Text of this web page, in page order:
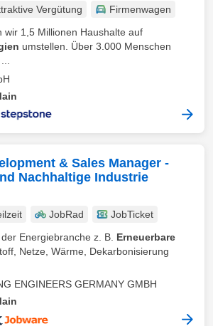
Vergütung
Firmenwagen
wir 1,5 Millionen Haushalte auf
umstellen. Über 3.000 Menschen
& Sales Manager -
Nachhaltige Industrie
JobRad
JobTicket
Energiebranche z. B. Erneuerbare
Netze, Wärme, Dekarbonisierung
ENGINEERS GERMANY GMBH